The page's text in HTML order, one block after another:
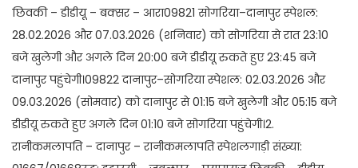
छिवकी – डीडीयू – बक्सर – आरा09821 सोगरिया–दानापुर स्पेशल:
28.02.2026 और 07.03.2026 (शनिवार) को सोगरिया से रात 23:10
बजे खुलेगी और अगले दिन 20:00 बजे डीडीयू रुकते हुए 23:45 बजे
दानापुर पहुंचेगी।09822 दानापुर–सोगरिया स्पेशल: 02.03.2026 और
09.03.2026 (सोमवार) को दानापुर से 01:15 बजे खुलेगी और 05:15 बजे
डीडीयू रुकते हुए अगले दिन 01:10 बजे सोगरिया पहुंचेगी।2.
रानीकमलापति – दानापुर – रानीकमलापति स्पेशलगाड़ी संख्या: